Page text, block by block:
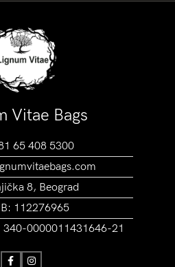
Vitae Bags
65 408 5300
8, Beograd
112276965
340-0000011431646-21